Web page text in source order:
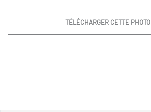
TÉLÉCHARGER CETTE PHOTO